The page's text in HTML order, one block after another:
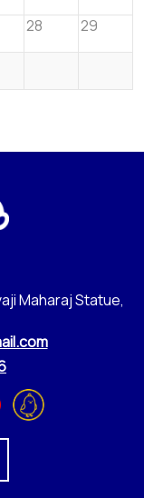
28
29
Maharaj Statue,